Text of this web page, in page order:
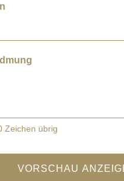
Zeichen übrig
VORSCHAU